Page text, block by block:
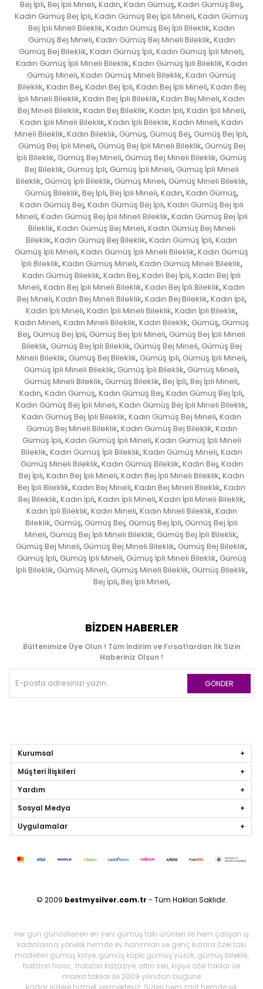
Bej İpli, Bej İpli Mineli, Kadın, Kadın Gümüş, Kadın Gümüş Bej,
Kadın Gümüş Bej İpli, Kadın Gümüş Bej İpli Mineli, Kadın Gümüş
Bej İpli Mineli Bileklik, Kadın Gümüş Bej İpli Bileklik, Kadın
Gümüş Bej Mineli, Kadın Gümüş Bej Mineli Bileklik, Kadın
Gümüş Bej Bileklik, Kadın Gümüş İpli, Kadın Gümüş İpli Mineli,
Kadın Gümüş İpli Mineli Bileklik, Kadın Gümüş İpli Bileklik, Kadın
Gümüş Mineli, Kadın Gümüş Mineli Bileklik, Kadın Gümüş
Bileklik, Kadın Bej, Kadın Bej İpli, Kadın Bej İpli Mineli, Kadın Bej
İpli Mineli Bileklik, Kadın Bej İpli Bileklik, Kadın Bej Mineli, Kadın
Bej Mineli Bileklik, Kadın Bej Bileklik, Kadın İpli, Kadın İpli Mineli,
Kadın İpli Mineli Bileklik, Kadın İpli Bileklik, Kadın Mineli, Kadın
Mineli Bileklik, Kadın Bileklik, Gümüş, Gümüş Bej, Gümüş Bej İpli,
Gümüş Bej İpli Mineli, Gümüş Bej İpli Mineli Bileklik, Gümüş Bej
İpli Bileklik, Gümüş Bej Mineli, Gümüş Bej Mineli Bileklik, Gümüş
Bej Bileklik, Gümüş İpli, Gümüş İpli Mineli, Gümüş İpli Mineli
Bileklik, Gümüş İpli Bileklik, Gümüş Mineli, Gümüş Mineli Bileklik,
Gümüş Bileklik, Bej İpli, Bej İpli Mineli, Kadın, Kadın Gümüş,
Kadın Gümüş Bej, Kadın Gümüş Bej İpli, Kadın Gümüş Bej İpli
Mineli, Kadın Gümüş Bej İpli Mineli Bileklik, Kadın Gümüş Bej İpli
Bileklik, Kadın Gümüş Bej Mineli, Kadın Gümüş Bej Mineli
Bileklik, Kadın Gümüş Bej Bileklik, Kadın Gümüş İpli, Kadın
Gümüş İpli Mineli, Kadın Gümüş İpli Mineli Bileklik, Kadın Gümüş
İpli Bileklik, Kadın Gümüş Mineli, Kadın Gümüş Mineli Bileklik,
Kadın Gümüş Bileklik, Kadın Bej, Kadın Bej İpli, Kadın Bej İpli
Mineli, Kadın Bej İpli Mineli Bileklik, Kadın Bej İpli Bileklik, Kadın
Bej Mineli, Kadın Bej Mineli Bileklik, Kadın Bej Bileklik, Kadın İpli,
Kadın İpli Mineli, Kadın İpli Mineli Bileklik, Kadın İpli Bileklik,
Kadın Mineli, Kadın Mineli Bileklik, Kadın Bileklik, Gümüş, Gümüş
Bej, Gümüş Bej İpli, Gümüş Bej İpli Mineli, Gümüş Bej İpli Mineli
Bileklik, Gümüş Bej İpli Bileklik, Gümüş Bej Mineli, Gümüş Bej
Mineli Bileklik, Gümüş Bej Bileklik, Gümüş İpli, Gümüş İpli Mineli,
Gümüş İpli Mineli Bileklik, Gümüş İpli Bileklik, Gümüş Mineli,
Gümüş Mineli Bileklik, Gümüş Bileklik, Bej İpli, Bej İpli Mineli,
Kadın, Kadın Gümüş, Kadın Gümüş Bej, Kadın Gümüş Bej İpli,
Kadın Gümüş Bej İpli Mineli, Kadın Gümüş Bej İpli Mineli Bileklik,
Kadın Gümüş Bej İpli Bileklik, Kadın Gümüş Bej Mineli, Kadın
Gümüş Bej Mineli Bileklik, Kadın Gümüş Bej Bileklik, Kadın
Gümüş İpli, Kadın Gümüş İpli Mineli, Kadın Gümüş İpli Mineli
Bileklik, Kadın Gümüş İpli Bileklik, Kadın Gümüş Mineli, Kadın
Gümüş Mineli Bileklik, Kadın Gümüş Bileklik, Kadın Bej, Kadın
Bej İpli, Kadın Bej İpli Mineli, Kadın Bej İpli Mineli Bileklik, Kadın
Bej İpli Bileklik, Kadın Bej Mineli, Kadın Bej Mineli Bileklik, Kadın
Bej Bileklik, Kadın İpli, Kadın İpli Mineli, Kadın İpli Mineli Bileklik,
Kadın İpli Bileklik, Kadın Mineli, Kadın Mineli Bileklik, Kadın
Bileklik, Gümüş, Gümüş Bej, Gümüş Bej İpli, Gümüş Bej İpli
Mineli, Gümüş Bej İpli Mineli Bileklik, Gümüş Bej İpli Bileklik,
Gümüş Bej Mineli, Gümüş Bej Mineli Bileklik, Gümüş Bej Bileklik,
Gümüş İpli, Gümüş İpli Mineli, Gümüş İpli Mineli Bileklik, Gümüş
İpli Bileklik, Gümüş Mineli, Gümüş Mineli Bileklik, Gümüş Bileklik,
Bej İpli, Bej İpli Mineli,
BIZDEN HABERLER
Bültenimize Üye Olun ! Tüm İndirim ve Fırsatlardan İlk Sizin
Haberiniz Olsun !
GÖNDER
Kurumsal
Müşteri İlişkileri
Yardım
Sosyal Medya
Uygulamalar
© 2009 bestmysilver.com.tr - Tüm Hakları Saklıdır.
Her gün güncellenen en yeni gümüş takı ürünleri ile hem çalışan iş
kadınlarına yönelik hemde ev hanımları ve genç kızlara özel takı
modelleri gümüş kolye, gümüş küpe, gümüş yüzük, gümüş bileklik,
trabzon hasır, trabzon kazaziye, altın seri, kişiye özel takılar ve
marka takılar ile 2009 yılından bugüne
kadar sizlere hizmet vermekteyiz. Sizleri hem zarif hemde şık